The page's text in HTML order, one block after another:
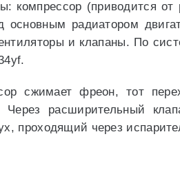
компрессор (приводится
основным радиатором
и клапаны. По
сжимает фреон, тот
Через расширительный
проходящий через